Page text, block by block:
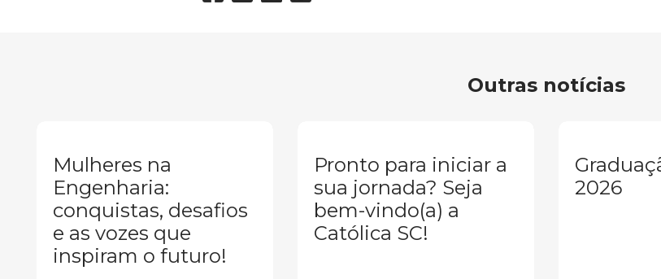
Outras notícias
Mulheres na
Engenharia:
conquistas, desafios
e as vozes que
inspiram o futuro!
Pronto para iniciar a
sua jornada? Seja
bem-vindo(a) a
Católica SC!
2026